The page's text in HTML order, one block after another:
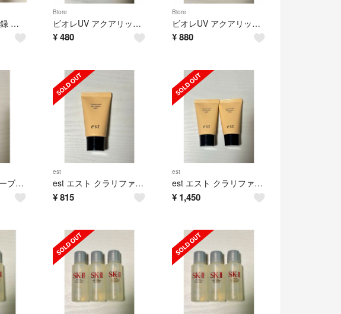
MAQUIA 8月号 付録 シートマスク8種類17枚セット 通常版 特別版
Biore
ビオレUV アクアリッチ エアリーホールドクリーム 日焼け止め ミニチューブ2個
¥ 480
Biore
ビオレUV アクアリッチ エアリーホールドクリーム 日焼け止め ミニチューブ5個
¥880
OLAPLEX No.5リーブインコンディショナー30mL
est
est エスト クラリファイイング ジェルウォッシュ MED 23g
¥ 815
est
est エスト クラリファイイング ジェルウォッシュ MED 2本
¥ 1,450